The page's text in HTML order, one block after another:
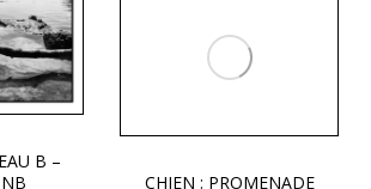
B –
CHIEN : PROMENADE